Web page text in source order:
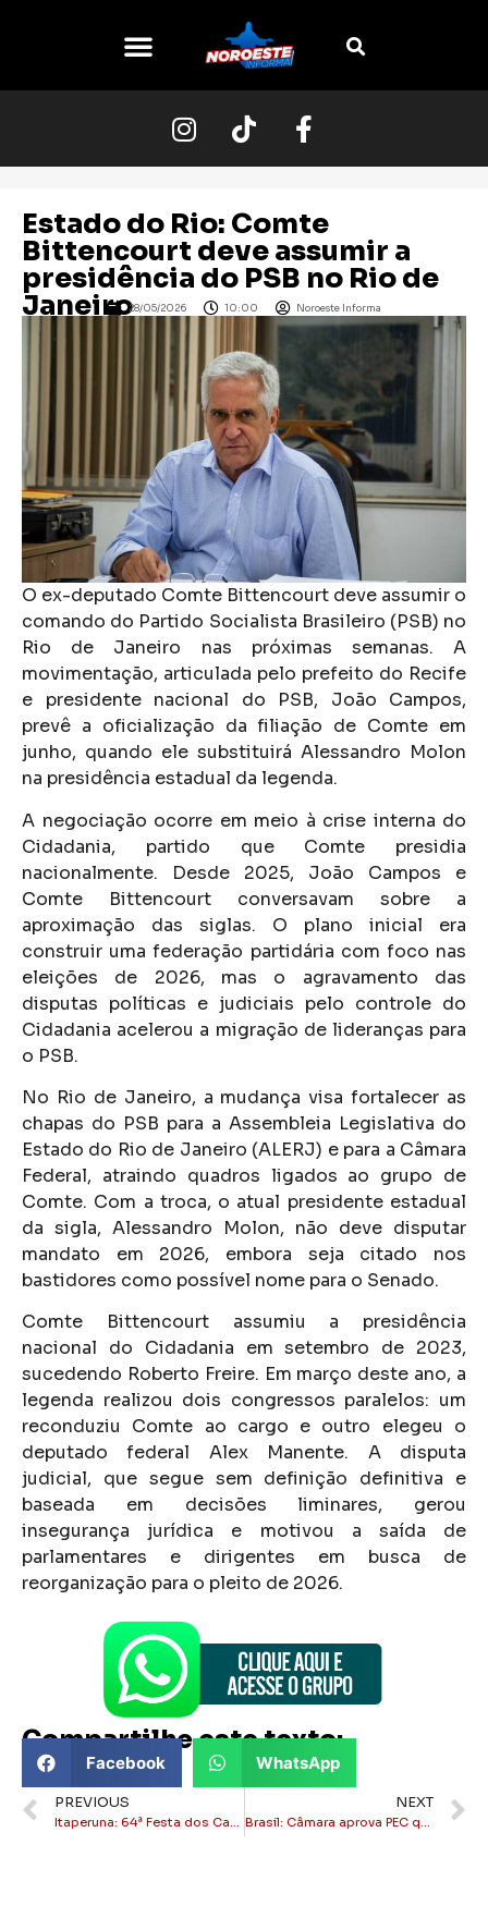
Estado do Rio: Comte
Bittencourt deve assumir a
presidência do PSB no Rio de
Janeiro28/05/2026 10:00 Noroeste Informa
O ex-deputado Comte Bittencourt deve assumir o
comando do Partido Socialista Brasileiro (PSB) no
Rio de Janeiro nas próximas semanas. A
movimentação, articulada pelo prefeito do Recife
e presidente nacional do PSB, João Campos,
prevê a oficialização da filiação de Comte em
junho, quando ele substituirá Alessandro Molon
na presidência estadual da legenda.
A negociação ocorre em meio à crise interna do
Cidadania, partido que Comte presidia
nacionalmente. Desde 2025, João Campos e
Comte Bittencourt conversavam sobre a
aproximação das siglas. O plano inicial era
construir uma federação partidária com foco nas
eleições de 2026, mas o agravamento das
disputas políticas e judiciais pelo controle do
Cidadania acelerou a migração de lideranças para
o PSB.
No Rio de Janeiro, a mudança visa fortalecer as
chapas do PSB para a Assembleia Legislativa do
Estado do Rio de Janeiro (ALERJ) e para a Câmara
Federal, atraindo quadros ligados ao grupo de
Comte. Com a troca, o atual presidente estadual
da sigla, Alessandro Molon, não deve disputar
mandato em 2026, embora seja citado nos
bastidores como possível nome para o Senado.
Comte Bittencourt assumiu a presidência
nacional do Cidadania em setembro de 2023,
sucedendo Roberto Freire. Em março deste ano, a
legenda realizou dois congressos paralelos: um
reconduziu Comte ao cargo e outro elegeu o
deputado federal Alex Manente. A disputa
judicial, que segue sem definição definitiva e
baseada em decisões liminares, gerou
insegurança jurídica e motivou a saída de
parlamentares e dirigentes em busca de
reorganização para o pleito de 2026.
Compartilhe este texto:
Facebook WhatsApp
PREVIOUS
Itaperuna: 64ª Festa dos Carros de Boi de Raposo é neste fim de semana
NEXT
Brasil: Câmara aprova PEC que reduz jornada de trabalho e extingue escala 6×1